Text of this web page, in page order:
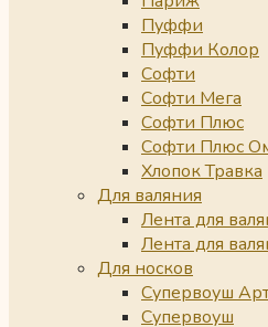
Пуффи
Пуффи Колор
Софти
Софти Мега
Софти Плюс
Софти Плюс
Хлопок Травка
Для валяния
Лента для
Лента для
Для носков
Супервоуш
Супервоуш